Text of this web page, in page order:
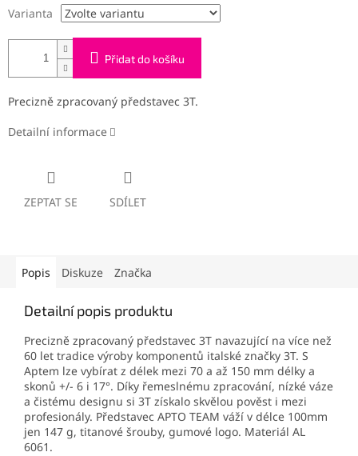
Varianta
Přidat do košíku
Precizně zpracovaný představec 3T.
Detailní informace
ZEPTAT SE SDÍLET
Popis Diskuze Značka
Detailní popis produktu
Precizně zpracovaný představec 3T navazující na více než
60 let tradice výroby komponentů italské značky 3T. S
Aptem lze vybírat z délek mezi 70 a až 150 mm délky a
skonů +/- 6 i 17°. Díky řemeslnému zpracování, nízké váze
a čistému designu si 3T získalo skvělou pověst i mezi
profesionály. Představec APTO TEAM váží v délce 100mm
jen 147 g, titanové šrouby, gumové logo. Materiál AL
6061.